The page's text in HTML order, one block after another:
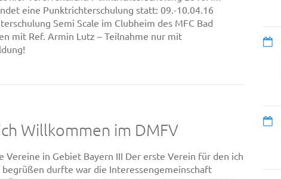
eine Punktrichterschulung statt: 09.-10.04.16
Semi Scale im Clubheim des MFC Bad
mit Ref. Armin Lutz – Teilnahme nur mit
Willkommen im DMFV
Vereine in Gebiet Bayern III Der erste Verein für den ich
begrüßen durfte war die Interessengemeinschaft